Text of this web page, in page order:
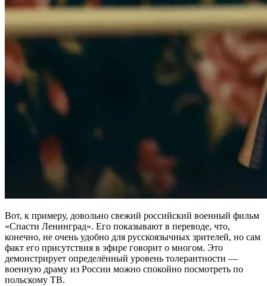
Вот, к примеру, довольно свежий российский военный фильм
«Спасти Ленинград». Его показывают в переводе, что,
конечно, не очень удобно для русскоязычных зрителей, но сам
факт его присутствия в эфире говорит о многом. Это
демонстрирует определённый уровень толерантности —
военную драму из России можно спокойно посмотреть по
польскому ТВ.